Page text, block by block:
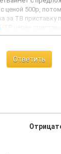
ценой 500р,
за ТВ приставку
через
ни слова, про
статическая
компьютеры -
от 0 до 35
данные
где-то в этих
чтобы отстоять
в сервисную
мастера,
что
моего
Ответить